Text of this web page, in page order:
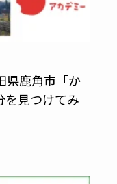
県鹿角市「か
を見つけてみ